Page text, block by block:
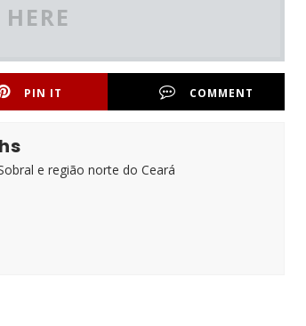
PIN IT COMMENT
e região norte do Ceará